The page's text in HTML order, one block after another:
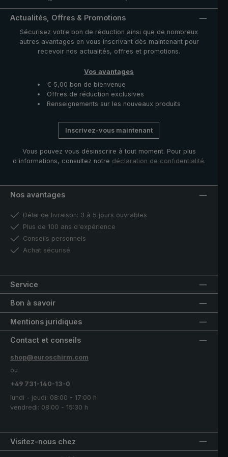
Actualités, Offres & Promotions
Sécurisez votre bon de réduction ainsi que de nombreux
autres avantages en vous inscrivant dès maintenant pour
recevoir nos actualités, offres et promotions.
Vos avantages
€ 5,00 bon de bienvenue
Offres de réduction exclusives
Renseignements sur les nouveaux produits
Inscrivez-vous maintenant
Vous pouvez vous désinscrire à tout moment. Pour plus
d'informations, consultez notre déclaration de confidentialité.
Nos avantages
Délai de livraison: 3 à 5 jours ouvrables
Plus de 100 ans d'expérience
Conseils personnels
Achat sécurisé
Service
Bon à savoir
Mentions juridiques
Visitez-nous chez
Contact et conseils
shop@euroschirm.com
ou
+49 731-140-13-0
lundi - jeudi: 08:00 - 17:00 h
vendredi: 08:00 - 15:30 h